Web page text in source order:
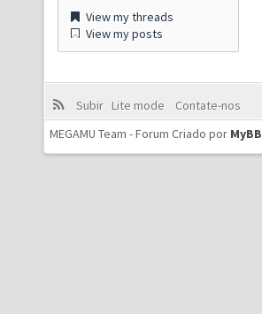
View my threads
View my posts
Subir Lite mode
Contate-nos
MEGAMU Team - Forum Criado por MyBB